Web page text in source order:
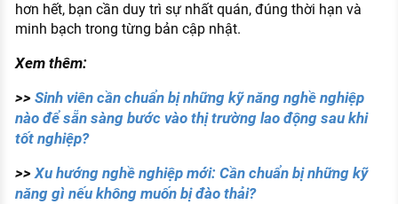
hơn hết, bạn cần duy trì sự nhất quán, đúng thời hạn và
minh bạch trong từng bản cập nhật.
Xem thêm:
>> Sinh viên cần chuẩn bị những kỹ năng nghề nghiệp
nào để sẵn sàng bước vào thị trường lao động sau khi
tốt nghiệp?
>>Xu hướng nghề nghiệp mới: Cần chuẩn bị những kỹ
năng gì nếu không muốn bị đào thải?